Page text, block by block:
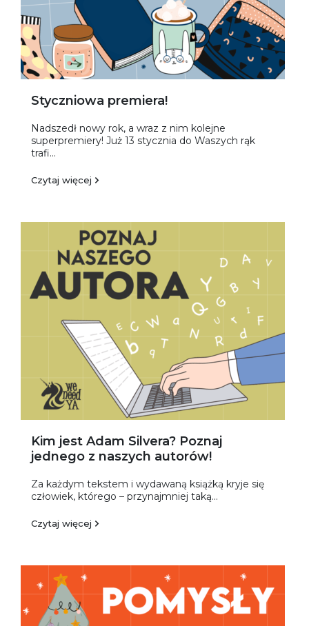
Styczniowa premiera!
Nadszedł nowy rok, a wraz z nim kolejne
superpremiery! Już 13 stycznia do Waszych rąk
trafi...
Czytaj więcej
Kim jest Adam Silvera? Poznaj
jednego z naszych autorów!
Za każdym tekstem i wydawaną książką kryje się
człowiek, którego – przynajmniej taką...
Czytaj więcej